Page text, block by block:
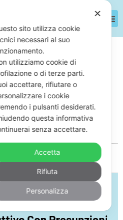
Induttivo
Errate:
05:11
✕
sito utilizza cookie
necessari al suo
utilizziamo cookie di
o di terze parti.
accettare, rifiutare o
i cookie
i pulsanti desiderati.
questa informativa
senza accettare.
Accetta
Rifiuta
Personalizza